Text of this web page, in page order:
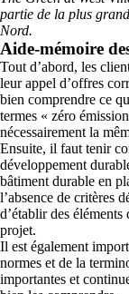
partie de la plus
Nord.
Aide-mémoire
Tout d’abord, les
leur appel d’offres
bien comprendre ce
termes « zéro
nécessairement la
Ensuite, il faut tenir
développement
bâtiment durable en
l’absence de critères
d’établir des
projet.
Il est également
normes et de la
importantes et